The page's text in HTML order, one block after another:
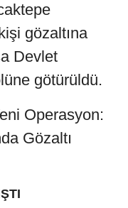
gözaltına
Devlet
götürüldü.